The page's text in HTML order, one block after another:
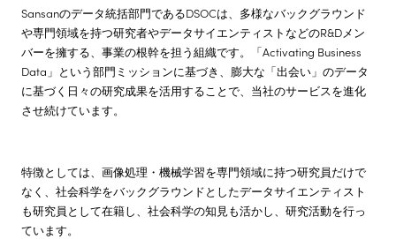
Sansanのデータ統括部門であるDSOCは、多様なバックグラウンド
や専門領域を持つ研究者やデータサイエンティストなどのR&Dメン
バーを擁する、事業の根幹を担う組織です。「Activating Business
Data」という部門ミッションに基づき、膨大な「出会い」のデータ
に基づく日々の研究成果を活用することで、当社のサービスを進化
させ続けています。
特徴としては、画像処理・機械学習を専門領域に持つ研究員だけで
なく、社会科学をバックグラウンドとしたデータサイエンティスト
も研究員として在籍し、社会科学の知見も活かし、研究活動を行っ
ています。